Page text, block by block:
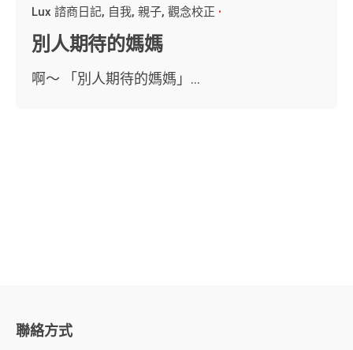
Lux 諮商日記 自我 親子 觀念校正
別人期待的媽媽
啊～ 「別人期待的媽媽」...
聯絡方式